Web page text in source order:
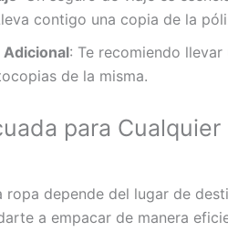
contigo una copia de la
: Te recomiendo
de la misma.
para
ropa depende del lugar de
a empacar de manera